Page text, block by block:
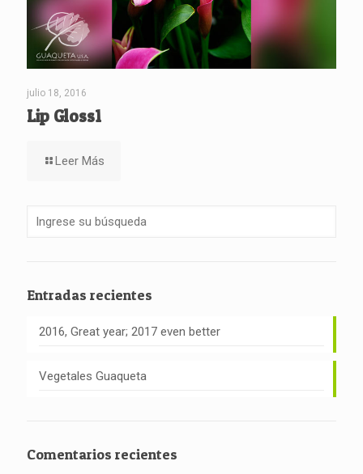
julio 18, 2016
Lip Gloss1
Leer Más
Entradas recientes
2016, Great year; 2017 even better
Vegetales Guaqueta
Comentarios recientes